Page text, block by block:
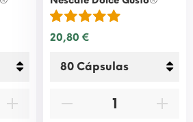
20,80 €